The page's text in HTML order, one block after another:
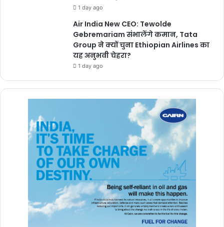
1 day ago
Air India New CEO: Tewolde
Gebremariam संभालेंगे कमान, Tata
Group ने क्यों चुना Ethiopian Airlines का
यह अनुभवी चेहरा?
1 day ago